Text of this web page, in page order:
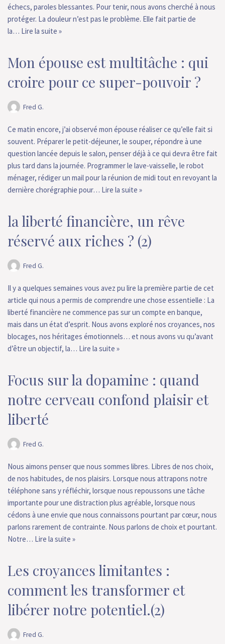
échecs, paroles blessantes. Pour tenir, nous avons cherché à nous
protéger. La douleur n’est pas le problème. Elle fait partie de
la… Lire la suite »
Mon épouse est multitâche : qui
croire pour ce super-pouvoir ?
Fred G.
Ce matin encore, j’ai observé mon épouse réaliser ce qu’elle fait si
souvent. Préparer le petit-déjeuner, le souper, répondre à une
question lancée depuis le salon, penser déjà à ce qui devra être fait
plus tard dans la journée. Programmer le lave-vaisselle, le robot
ménager, rédiger un mail pour la réunion de midi tout en revoyant la
dernière chorégraphie pour… Lire la suite »
la liberté financière, un rêve
réservé aux riches ? (2)
Fred G.
Il y a quelques semaines vous avez pu lire la première partie de cet
article qui nous a permis de comprendre une chose essentielle : La
liberté financière ne commence pas sur un compte en banque,
mais dans un état d’esprit. Nous avons exploré nos croyances, nos
blocages, nos héritages émotionnels… et nous avons vu qu’avant
d’être un objectif, la… Lire la suite »
Focus sur la dopamine : quand
notre cerveau confond plaisir et
liberté
Fred G.
Nous aimons penser que nous sommes libres. Libres de nos choix,
de nos habitudes, de nos plaisirs. Lorsque nous attrapons notre
téléphone sans y réfléchir, lorsque nous repoussons une tâche
importante pour une distraction plus agréable, lorsque nous
cédons à une envie que nous connaissons pourtant par cœur, nous
parlons rarement de contrainte. Nous parlons de choix et pourtant.
Notre… Lire la suite »
Les croyances limitantes :
comment les transformer et
libérer notre potentiel.(2)
Fred G.